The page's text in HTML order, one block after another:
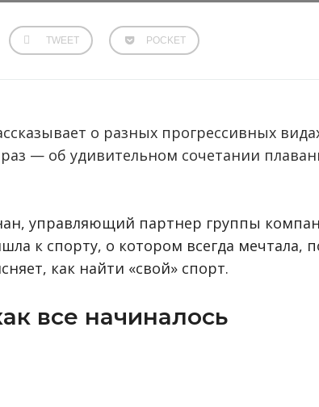
TWEET POCKET
о разных прогрессивных
— об удивительном сочетании
управляющий партнер группы
к спорту, о котором всегда мечтала,
как найти «свой» спорт.
все начиналось